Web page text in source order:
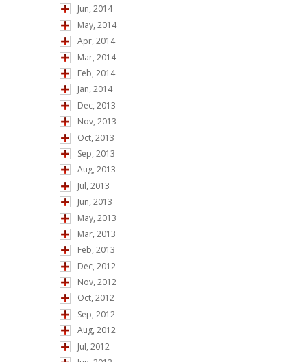
Jun, 2014
May, 2014
Apr, 2014
Mar, 2014
Feb, 2014
Jan, 2014
Dec, 2013
Nov, 2013
Oct, 2013
Sep, 2013
Aug, 2013
Jul, 2013
Jun, 2013
May, 2013
Mar, 2013
Feb, 2013
Dec, 2012
Nov, 2012
Oct, 2012
Sep, 2012
Aug, 2012
Jul, 2012